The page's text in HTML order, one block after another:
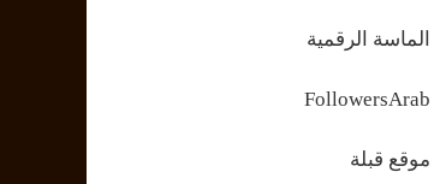
الماسة الرقمية
FollowersArab
موقع قبلة